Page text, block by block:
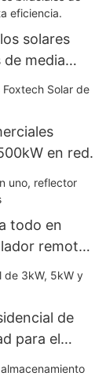
solares
media
en red.
todo en
remoto,
de
para el